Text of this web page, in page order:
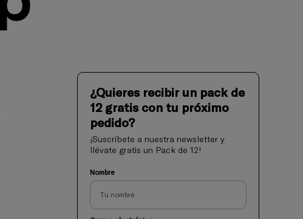
¿Quieres recibir un pack de
12 gratis con tu próximo
pedido?
¡Suscríbete a nuestra newsletter y
llévate gratis un Pack de 12!
Nombre